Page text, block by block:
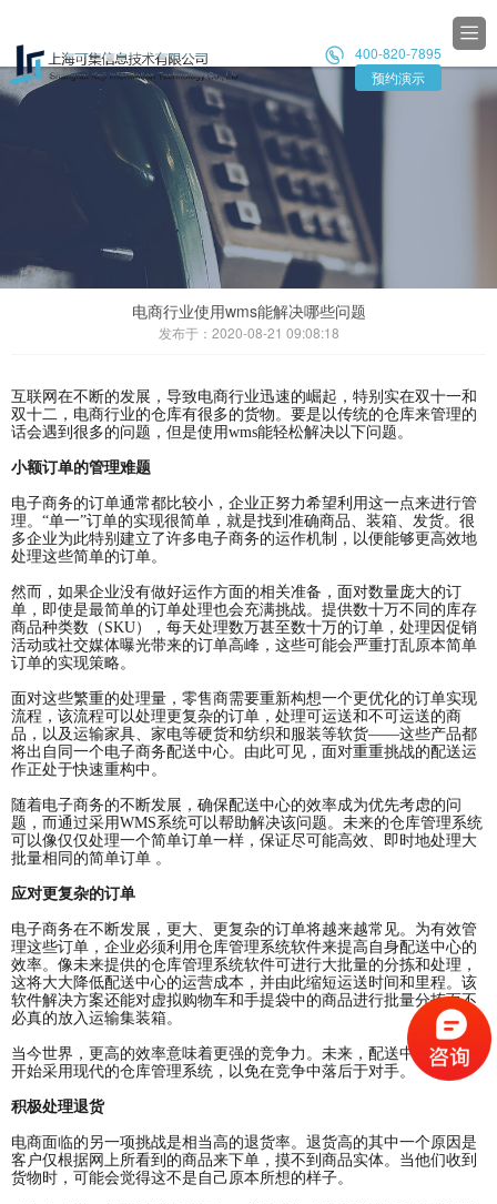

预约演示
 400-820-7895
电商行业使用wms能解决哪些问题
发布于：2020-08-21 09:08:18
互联网在不断的发展，导致电商行业迅速的崛起，特别实在双十一和
双十二，电商行业的仓库有很多的货物。要是以传统的仓库来管理的
话会遇到很多的问题，但是使用wms能轻松解决以下问题。
小额订单的管理难题
电子商务的订单通常都比较小，企业正努力希望利用这一点来进行管
理。“单一”订单的实现很简单，就是找到准确商品、装箱、发货。很
多企业为此特别建立了许多电子商务的运作机制，以便能够更高效地
处理这些简单的订单。
然而，如果企业没有做好运作方面的相关准备，面对数量庞大的订
单，即使是最简单的订单处理也会充满挑战。提供数十万不同的库存
商品种类数（SKU），每天处理数万甚至数十万的订单，处理因促销
活动或社交媒体曝光带来的订单高峰，这些可能会严重打乱原本简单
订单的实现策略。
面对这些繁重的处理量，零售商需要重新构想一个更优化的订单实现
流程，该流程可以处理更复杂的订单，处理可运送和不可运送的商
品，以及运输家具、家电等硬货和纺织和服装等软货——这些产品都
将出自同一个电子商务配送中心。由此可见，面对重重挑战的配送运
作正处于快速重构中。
随着电子商务的不断发展，确保配送中心的效率成为优先考虑的问
题，而通过采用WMS系统可以帮助解决该问题。未来的仓库管理系统
可以像仅仅处理一个简单订单一样，保证尽可能高效、即时地处理大
批量相同的简单订单 。
应对更复杂的订单
电子商务在不断发展，更大、更复杂的订单将越来越常见。为有效管
理这些订单，企业必须利用仓库管理系统软件来提高自身配送中心的
效率。像未来提供的仓库管理系统软件可进行大批量的分拣和处理，
这将大大降低配送中心的运营成本，并由此缩短运送时间和里程。该
软件解决方案还能对虚拟购物车和手提袋中的商品进行批量分拣而不
必真的放入运输集装箱。
当今世界，更高的效率意味着更强的竞争力。未来，配送中心应立即
开始采用现代的仓库管理系统，以免在竞争中落后于对手。
积极处理退货
电商面临的另一项挑战是相当高的退货率。退货高的其中一个原因是
客户仅根据网上所看到的商品来下单，摸不到商品实体。当他们收到
货物时，可能会觉得这不是自己原本所想的样子。